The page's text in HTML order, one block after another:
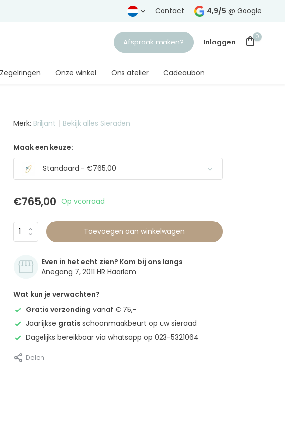
Gratis verzending vanaf € 75,-
Contact 4,9/5 @ Google
Afspraak maken? Inloggen
0
Zegelringen Onze winkel Ons atelier Cadeaubon
Merk: Briljant Bekijk alles Sieraden
Maak een keuze:
Standaard - €765,00
€765,00 Op voorraad
Toevoegen aan winkelwagen
Even in het echt zien? Kom bij ons langs
Anegang 7, 2011 HR Haarlem
Wat kun je verwachten?
Gratis verzending vanaf € 75,-
Jaarlijkse gratis schoonmaakbeurt op uw sieraad
Dagelijks bereikbaar via whatsapp op 023-5321064
Delen